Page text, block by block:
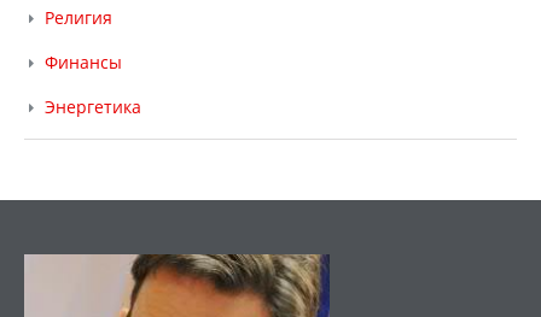
Религия
Финансы
Энергетика